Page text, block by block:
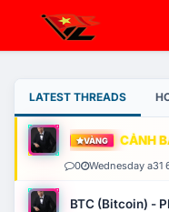
LATEST THREADS
VÀNG CẢNH
0 Wednesday a31
BTC (Bitcoin) -